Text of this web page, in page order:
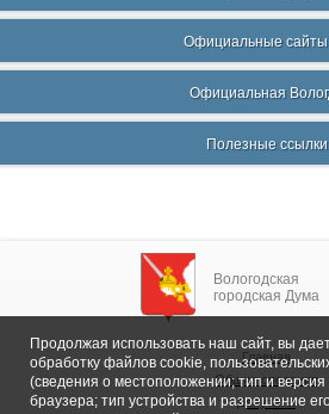
Официальные
Официальная
Полезные ссылки
Вологодская
городская Дума
Главная
Общие сведения
Депутаты
Продолжая использовать наш сайт, вы
обработку файлов cookie,
(сведения о местоположении; тип и
браузера; тип устройства и разрешение